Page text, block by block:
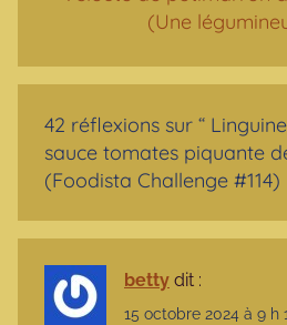
(Une
42 réflexions sur “
sauce tomates piquante
(Foodista Challenge #114)
betty dit :
15 octobre 2024 à 9 h